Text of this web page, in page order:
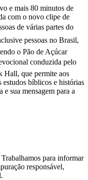
e mais 80 minutos de
com o novo clipe de
de várias partes do
pessoas no Brasil,
o Pão de Açúcar
conduzida pelo
Hall, que permite aos
estudos bíblicos e histórias
e sua mensagem para a
para informar
responsável,